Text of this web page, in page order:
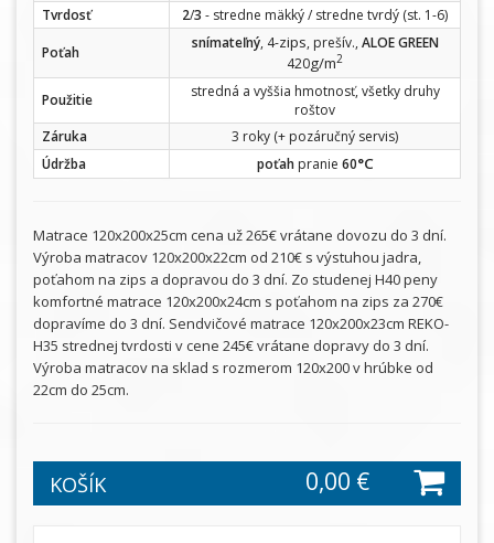
Tvrdosť
2/3 - stredne mäkký / stredne tvrdý (st. 1-6)
Poťah
snímateľný, 4-zips, prešív., ALOE GREEN
420g/m2
Použitie
stredná a vyššia hmotnosť, všetky druhy
roštov
Záruka
3 roky (+ pozáručný servis)
Údržba
poťahpranie 60°C
Matrace 120x200x25cm cena už 265€ vrátane dovozu do 3 dní.
Výroba matracov 120x200x22cm od 210€ s výstuhou jadra,
poťahom na zips a dopravou do 3 dní. Zo studenej H40 peny
komfortné matrace 120x200x24cm s poťahom na zips za 270€
dopravíme do 3 dní. Sendvičové matrace 120x200x23cm REKO-
H35 strednej tvrdosti v cene 245€ vrátane dopravy do 3 dní.
Výroba matracov na sklad s rozmerom 120x200 v hrúbke od
22cm do 25cm.
KOŠÍK 0,00 €